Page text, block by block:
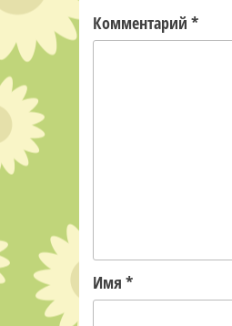
Комментарий *
Имя *